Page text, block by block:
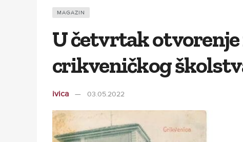
MAGAZIN
U četvrtak otvorenje
crikveničkog
ivica 03.05.2022